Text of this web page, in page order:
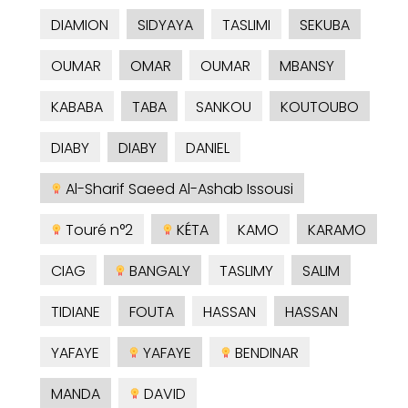
DIAMION
SIDYAYA TASLIMI
SEKUBA
OUMAR
OMAR OUMAR
MBANSY
KABABA
TABA SANKOU
KOUTOUBO
DIABY
DIABY
DANIEL
Al-Sharif Saeed Al-Ashab Issousi
Touré n°2
KÉTA KAMO
KARAMO
CIAG
BANGALY TASLIMY
SALIM
TIDIANE
FOUTA HASSAN
HASSAN
YAFAYE
YAFAYE
BENDINAR
MANDA
DAVID